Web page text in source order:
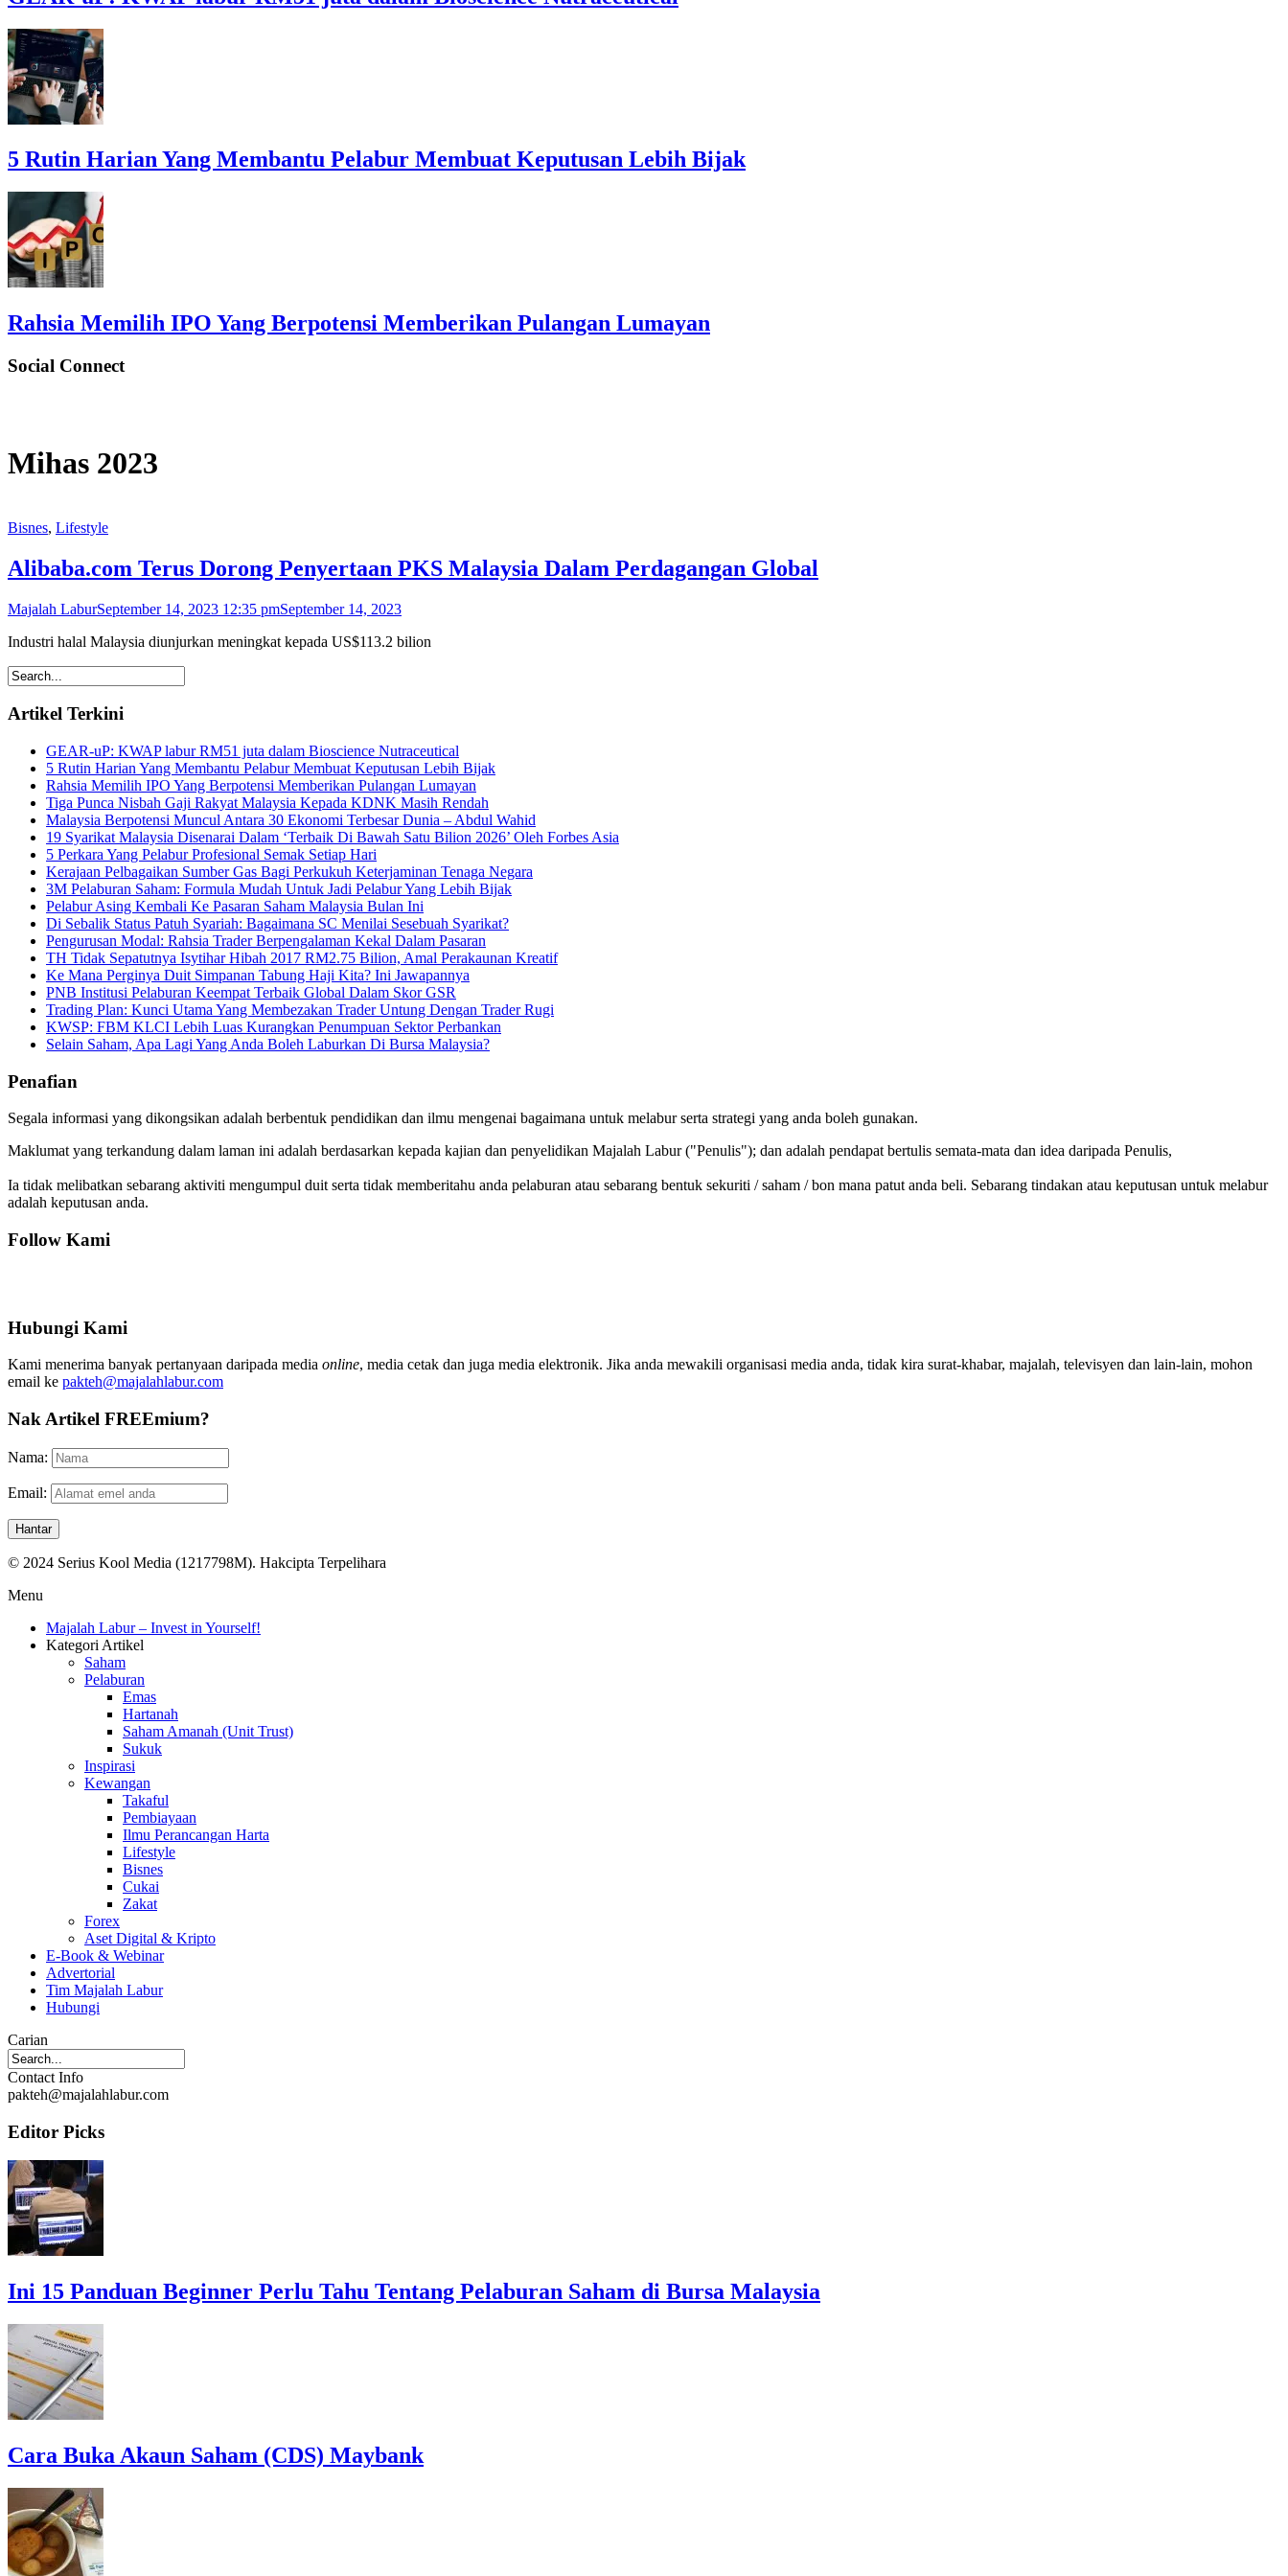
5 Rutin Harian Yang Membantu Pelabur Membuat Keputusan Lebih Bijak
Rahsia Memilih IPO Yang Berpotensi Memberikan Pulangan Lumayan
Social Connect
Mihas 2023
Bisnes, Lifestyle
Alibaba.com Terus Dorong Penyertaan PKS Malaysia Dalam Perdagangan Global
Majalah LaburSeptember 14, 2023 12:35 pmSeptember 14, 2023
Industri halal Malaysia diunjurkan meningkat kepada US$113.2 bilion
Artikel Terkini
GEAR-uP: KWAP labur RM51 juta dalam Bioscience Nutraceutical
5 Rutin Harian Yang Membantu Pelabur Membuat Keputusan Lebih Bijak
Rahsia Memilih IPO Yang Berpotensi Memberikan Pulangan Lumayan
Tiga Punca Nisbah Gaji Rakyat Malaysia Kepada KDNK Masih Rendah
Malaysia Berpotensi Muncul Antara 30 Ekonomi Terbesar Dunia – Abdul Wahid
19 Syarikat Malaysia Disenarai Dalam ‘Terbaik Di Bawah Satu Bilion 2026’ Oleh Forbes Asia
5 Perkara Yang Pelabur Profesional Semak Setiap Hari
Kerajaan Pelbagaikan Sumber Gas Bagi Perkukuh Keterjaminan Tenaga Negara
3M Pelaburan Saham: Formula Mudah Untuk Jadi Pelabur Yang Lebih Bijak
Pelabur Asing Kembali Ke Pasaran Saham Malaysia Bulan Ini
Di Sebalik Status Patuh Syariah: Bagaimana SC Menilai Sesebuah Syarikat?
Pengurusan Modal: Rahsia Trader Berpengalaman Kekal Dalam Pasaran
TH Tidak Sepatutnya Isytihar Hibah 2017 RM2.75 Bilion, Amal Perakaunan Kreatif
Ke Mana Perginya Duit Simpanan Tabung Haji Kita? Ini Jawapannya
PNB Institusi Pelaburan Keempat Terbaik Global Dalam Skor GSR
Trading Plan: Kunci Utama Yang Membezakan Trader Untung Dengan Trader Rugi
KWSP: FBM KLCI Lebih Luas Kurangkan Penumpuan Sektor Perbankan
Selain Saham, Apa Lagi Yang Anda Boleh Laburkan Di Bursa Malaysia?
Penafian
Segala informasi yang dikongsikan adalah berbentuk pendidikan dan ilmu mengenai bagaimana untuk melabur serta strategi yang anda boleh gunakan.
Maklumat yang terkandung dalam laman ini adalah berdasarkan kepada kajian dan penyelidikan Majalah Labur ("Penulis"); dan adalah pendapat bertulis semata-mata dan idea daripada Penulis,
Ia tidak melibatkan sebarang aktiviti mengumpul duit serta tidak memberitahu anda pelaburan atau sebarang bentuk sekuriti / saham / bon mana patut anda beli. Sebarang tindakan atau keputusan untuk melabur
adalah keputusan anda.
Follow Kami
Hubungi Kami
Kami menerima banyak pertanyaan daripada media online, media cetak dan juga media elektronik. Jika anda mewakili organisasi media anda, tidak kira surat-khabar, majalah, televisyen dan lain-lain, mohon
email ke pakteh@majalahlabur.com
Nak Artikel FREEmium?
Nama:
Email:
© 2024 Serius Kool Media (1217798M). Hakcipta Terpelihara
Menu
Majalah Labur – Invest in Yourself!
Kategori Artikel
Saham
Pelaburan
Emas
Hartanah
Saham Amanah (Unit Trust)
Sukuk
Inspirasi
Kewangan
Takaful
Pembiayaan
Ilmu Perancangan Harta
Lifestyle
Bisnes
Cukai
Zakat
Forex
Aset Digital & Kripto
E-Book & Webinar
Advertorial
Tim Majalah Labur
Hubungi
Carian
Contact Info
pakteh@majalahlabur.com
Editor Picks
Ini 15 Panduan Beginner Perlu Tahu Tentang Pelaburan Saham di Bursa Malaysia
Cara Buka Akaun Saham (CDS) Maybank